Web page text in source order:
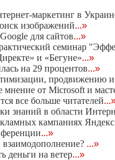
маркетинг в
изображений...»
для сайтов...»
семинар
и «Бегуне»...»
на 29 процентов...»
продвижению
от Microsoft и
все больше читателей
знаний в области
кампаниях
...»
...»
деньги на ветер...»